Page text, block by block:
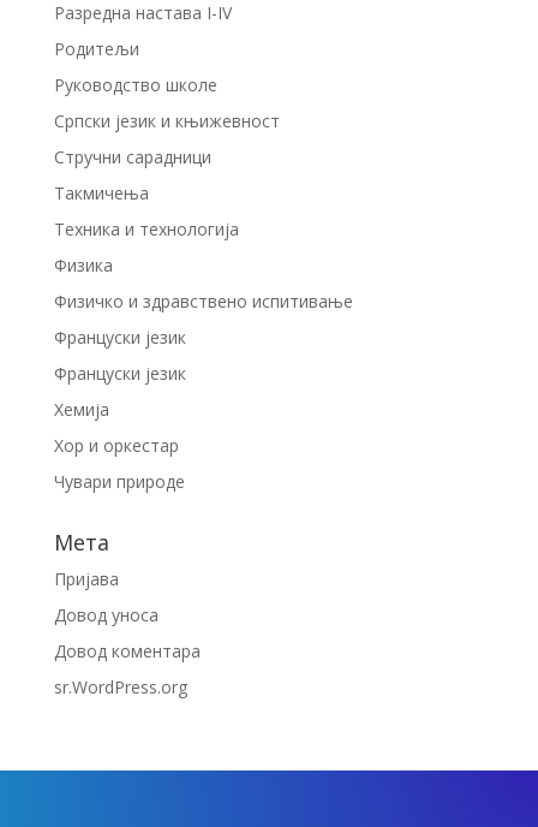
Разредна настава I-IV
Родитељи
Руководство школе
Српски језик и књижевност
Стручни сарадници
Такмичења
Техника и технологија
Физика
Физичко и здравствено испитивање
Француски језик
Француски језик
Хемија
Хор и оркестар
Чувари природе
Мета
Пријава
Довод уноса
Довод коментара
sr.WordPress.org